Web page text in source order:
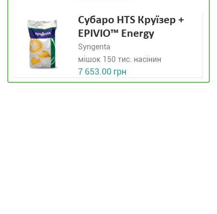
Субаро HTS Круїзер +
EPIVIO™ Energy
Syngenta
мішок 150 тис. насінин
7 653.00 грн